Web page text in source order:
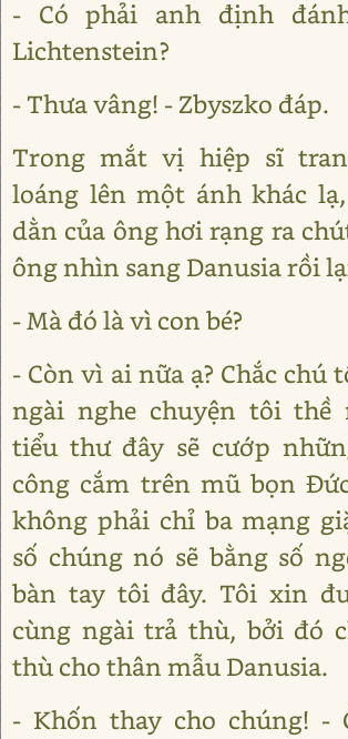
- Có phải anh định
Lichtenstein?
- Thưa vâng! - Zbyszko đáp.
Trong mắt vị hiệp sĩ
loáng lên một ánh khác
dằn của ông hơi rạng ra
ông nhìn sang Danusia rồi
- Mà đó là vì con bé?
- Còn vì ai nữa ạ? Chắc chú
ngài nghe chuyện tôi thề
tiểu thư đây sẽ cướp
công cắm trên mũ bọn
không phải chỉ ba mạng
số chúng nó sẽ bằng số
bàn tay tôi đây. Tôi xin
cùng ngài trả thù, bởi đó
thù cho thân mẫu Danusia.
- Khốn thay cho chúng! -